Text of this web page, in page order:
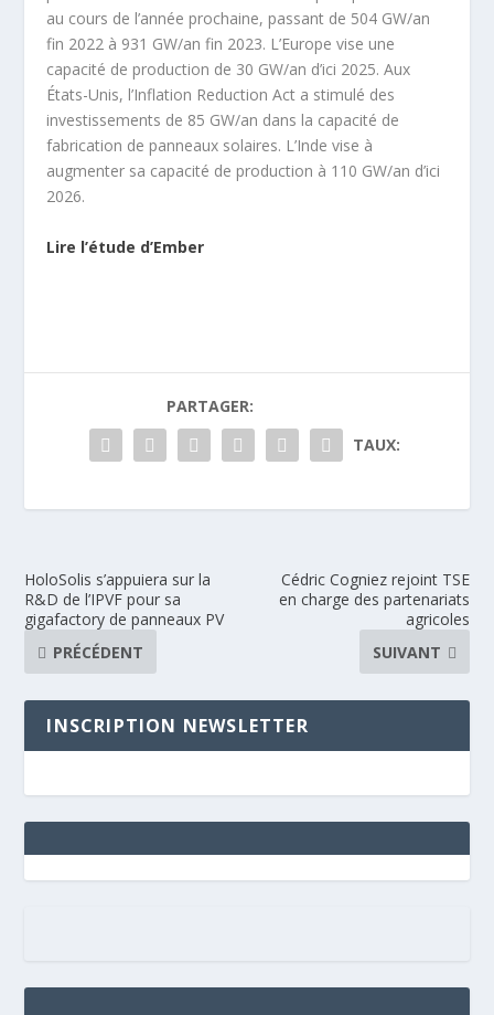
au cours de l’année prochaine, passant de 504 GW/an
fin 2022 à 931 GW/an fin 2023. L’Europe vise une
capacité de production de 30 GW/an d’ici 2025. Aux
États-Unis, l’Inflation Reduction Act a stimulé des
investissements de 85 GW/an dans la capacité de
fabrication de panneaux solaires. L’Inde vise à
augmenter sa capacité de production à 110 GW/an d’ici
2026.
Lire l’étude d’Ember
PARTAGER:
TAUX:
HoloSolis s’appuiera sur la
R&D de l’IPVF pour sa
gigafactory de panneaux PV
PRÉCÉDENT
Cédric Cogniez rejoint TSE
en charge des partenariats
agricoles
SUIVANT
INSCRIPTION NEWSLETTER